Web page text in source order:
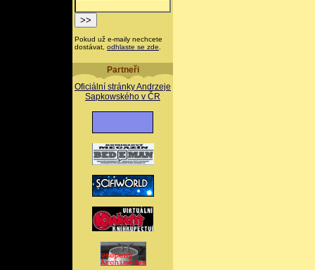
Pokud už e-maily nechcete
dostávat, odhlaste se zde
Partneři
Oficiální stránky Andrzeje
Sapkowského v ČR